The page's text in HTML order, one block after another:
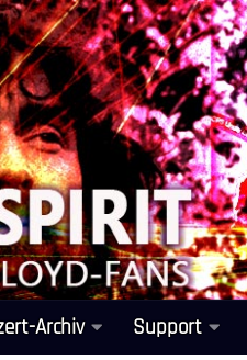
Archiv Support